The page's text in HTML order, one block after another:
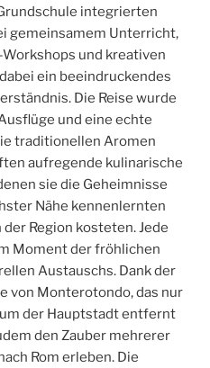
integrierten
gemeinsamem Unterricht,
und kreativen
ein beeindruckendes
Die Reise wurde
und eine echte
traditionellen Aromen
aufregende kulinarische
sie die Geheimnisse
Nähe kennenlernten
Region kosteten. Jede
Moment der fröhlichen
Austauschs. Dank der
von Monterotondo, das nur
der Hauptstadt entfernt
den Zauber mehrerer
Rom erleben. Die